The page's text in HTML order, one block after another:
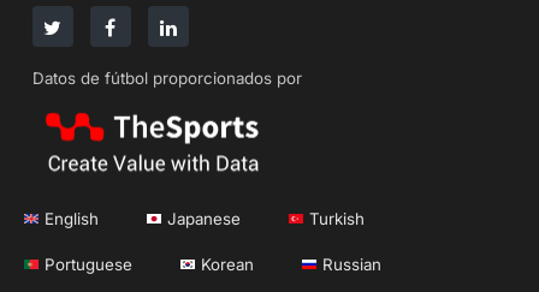
Datos de fútbol proporcionados por
English Japanese Turkish
Portuguese Korean Russian